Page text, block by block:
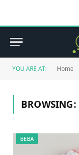
YOU ARE AT: Home
BROWSING:
BEBA